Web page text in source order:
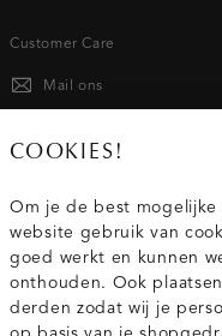
Customer Care
Mail ons
Service
Wij zijn Costes
COOKIES!
Om je de best
website gebruik van
goed werkt en kunnen
onthouden. Ook
derden zodat wij je